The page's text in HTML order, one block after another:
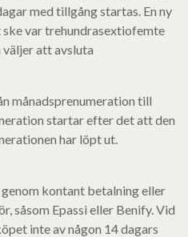
med tillgång startas. En ny
var trehundrasextiofemte
att avsluta
månadsprenumeration till
startar efter det att den
har löpt ut.
kontant betalning eller
såsom Epassi eller Benify. Vid
inte av någon 14 dagars